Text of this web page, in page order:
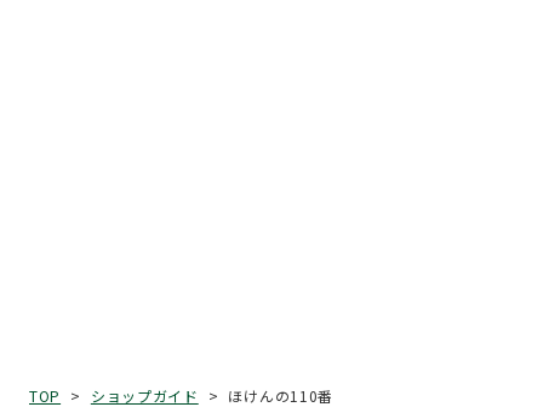
TOP ショップガイド ほけんの110番